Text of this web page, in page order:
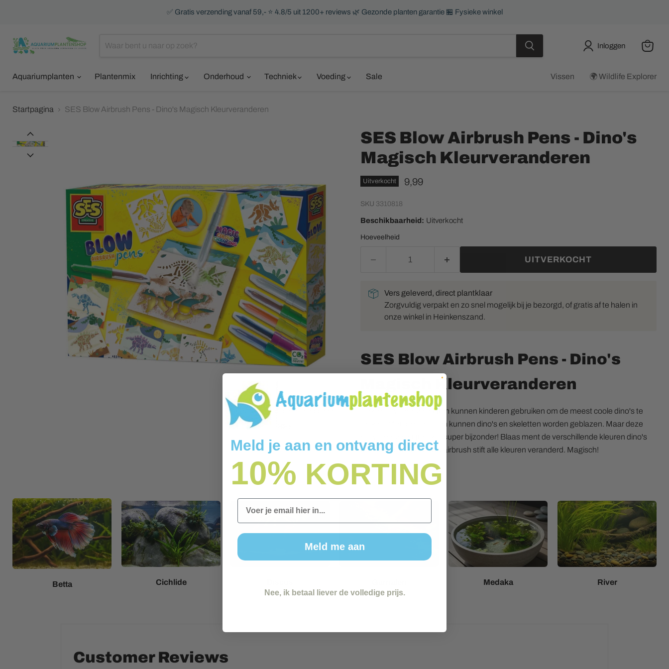
✅ Gratis verzending vanaf 59,- ⭐ 4.8/5 uit 1200+ reviews 🌿 Gezonde planten garantie 🏪 Fysieke winkel
Inloggen
Aquariumplanten
Plantenmix Inrichting Onderhoud Techniek Voeding Sale Vissen 🌍 Wildlife Explorer
Startpagina SES Blow Airbrush Pens - Dino's Magisch Kleurveranderen
Klik of scrol om in te zoomen Klik of scrol om in te zoomen
SES Blow Airbrush Pens - Dino's
Magisch Kleurveranderen
Uitverkocht Huidige prijs
9,99
SKU 3310818
Beschikbaarheid: Uitverkocht
Hoeveelheid
UITVERKOCHT
Vers geleverd, direct plantklaar
Zorgvuldig verpakt en zo snel mogelijk bij je bezorgd, of gratis af te halen in
onze winkel in Heinkenszand.
SES Blow Airbrush Pens - Dino's
Magisch Kleurveranderen
Deze blow airbrush stiften kunnen kinderen gebruiken om de meest coole dino's te
maken. Met de sjablonen kunnen dino's en skeletten worden geblazen. Maar deze
blow airbrush stiften zijn super bijzonder! Blaas ment de verschillende kleuren dino's
en zie hoe de witte blow airbrush stift alle kleuren veranderd. Magisch!
Betta Cichlide Medaka River
Customer Reviews
Meld je aan en ontvang direct
10% KORTING
Email
Meld me aan
Nee, ik betaal liever de volledige prijs.